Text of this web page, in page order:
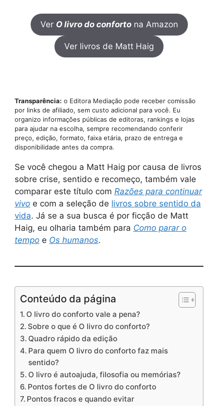
Ver O livro do confortona Amazon
Ver livros de Matt Haig
Transparência: o Editora Mediação pode receber comissão
por links de afiliado, sem custo adicional para você. Eu
organizo informações públicas de editoras, rankings e lojas
para ajudar na escolha, sempre recomendando conferir
preço, edição, formato, faixa etária, prazo de entrega e
disponibilidade antes da compra.
Se você chegou a Matt Haig por causa de livros
sobre crise, sentido e recomeço, também vale
comparar este título com Razões para continuar
vivo e com a seleção de livros sobre sentido da
vida. Já se a sua busca é por ficção de Matt
Haig, eu olharia também para Como parar o
tempo e Os humanos.
Conteúdo da página
O livro do conforto vale a pena?
Sobre o que é O livro do conforto?
Quadro rápido da edição
Para quem O livro do conforto faz mais
sentido?
O livro é autoajuda, filosofia ou memórias?
Pontos fortes de O livro do conforto
Pontos fracos e quando evitar